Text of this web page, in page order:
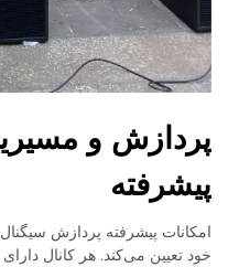
پردازش و
پیشرفته
امکانات پیشرفته پردازش
خود تعیین می‌کند. هر کانال